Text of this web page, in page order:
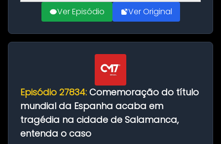
Ver Episódio Ver Original
Episódio 27834: Comemoração do título
mundial da Espanha acaba em
tragédia na cidade de Salamanca,
entenda o caso